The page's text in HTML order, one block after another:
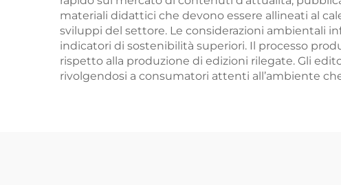
materiali didattici che devono essere allineati al
sviluppi del settore. Le considerazioni ambientali
indicatori di sostenibilità superiori. Il processo
rispetto alla produzione di edizioni rilegate. Gli
rivolgendosi a consumatori attenti all’ambiente